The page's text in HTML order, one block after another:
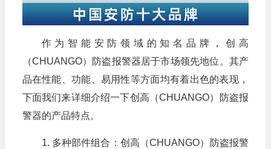
作为智能安防领域的知名品牌，创高
（CHUANGO）防盗报警器居于市场领先地位。其产
品在性能、功能、易用性等方面均有着出色的表现，
下面我们来详细介绍一下创高（CHUANGO）防盗报
警器的产品特点。
1. 多种部件组合：创高（CHUANGO）防盗报警